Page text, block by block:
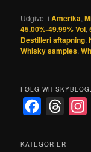
Udgivet i Amerika,
45.00%-49.99% Vol,
Destilleri aftapning,
Whisky samples,
FØLG
c
r
KATEGORIER